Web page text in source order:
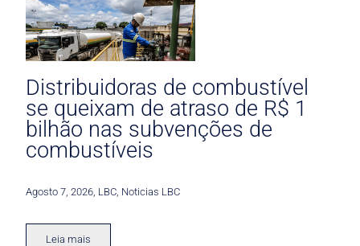
Distribuidoras de combustível
se queixam de atraso de R$ 1
bilhão nas subvenções de
combustíveis
Agosto 7, 2026 LBC Noticias LBC
Leia mais